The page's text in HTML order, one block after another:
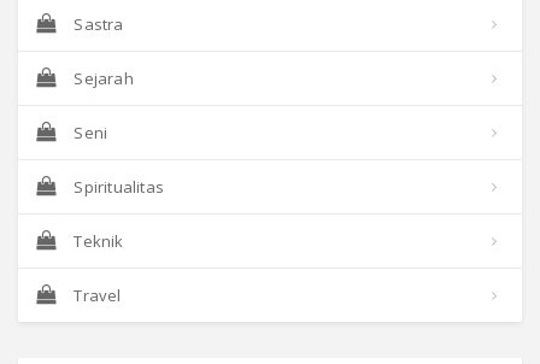
Sastra
Sejarah
Seni
Spiritualitas
Teknik
Travel